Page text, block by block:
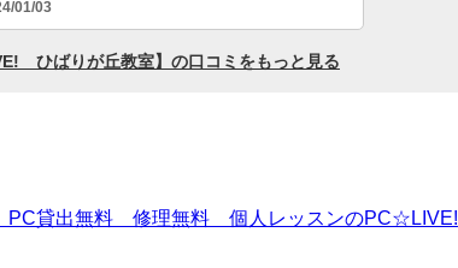
PC貸出無料 修理無料 個人レッスンのPC☆LIVE!